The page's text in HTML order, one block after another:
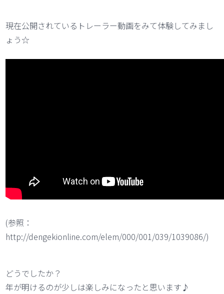
現在公開されているトレーラー動画をみて体験してみまし
ょう☆
(参照：
http://dengekionline.com/elem/000/001/039/1039086/)
どうでしたか？
年が明けるのが少しは楽しみになったと思います♪